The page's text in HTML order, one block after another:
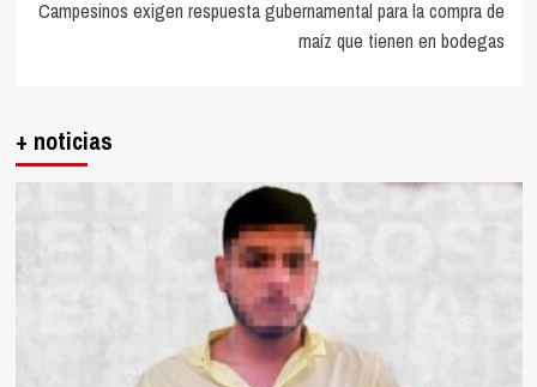
Campesinos exigen respuesta gubernamental para la compra de
maíz que tienen en bodegas
+ noticias